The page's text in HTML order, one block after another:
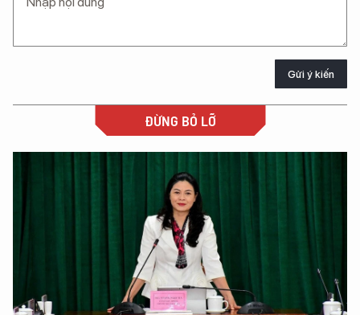
Gửi ý kiến
ĐỪNG BỎ LỠ